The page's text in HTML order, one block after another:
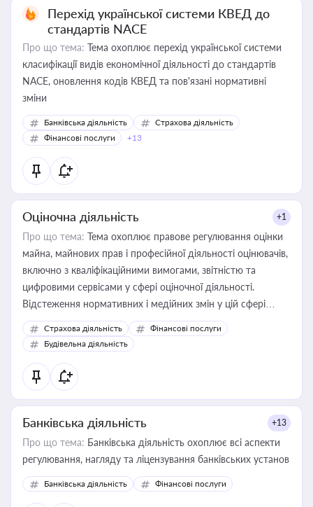
Перехід української системи КВЕД до
стандартів NACE
Про що тема: Тема охоплює перехід української системи
класифікації видів економічної діяльності до стандартів
NACE, оновлення кодів КВЕД та пов'язані нормативні
зміни
Банківська діяльність
Страхова діяльність
Фінансові послуги
+13
Оціночна діяльність +1
Про що тема: Тема охоплює правове регулювання оцінки
майна, майнових прав і професійної діяльності оцінювачів,
включно з кваліфікаційними вимогами, звітністю та
цифровими сервісами у сфері оціночної діяльності.
Відстеження нормативних і медійних змін у цій сфері
корисне для власника бізнесу, керівника, юриста або
бухгалтера під час оподаткування, приватизації, оренди
державного майна, корпоративних угод і перевірки
статусу суб'єктів оціночної діяльності
Страхова діяльність
Фінансові послуги
Будівельна діяльність
Банківська діяльність +13
Про що тема: Банківська діяльність охоплює всі аспекти
регулювання, нагляду та ліцензування банківських установ
Банківська діяльність Фінансові послуги